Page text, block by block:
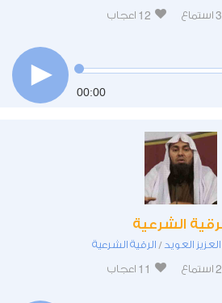
استماع 12 اعجاب
00:00
الشرعية
العويد / الرقية الشرعية
استماع 11 اعجاب